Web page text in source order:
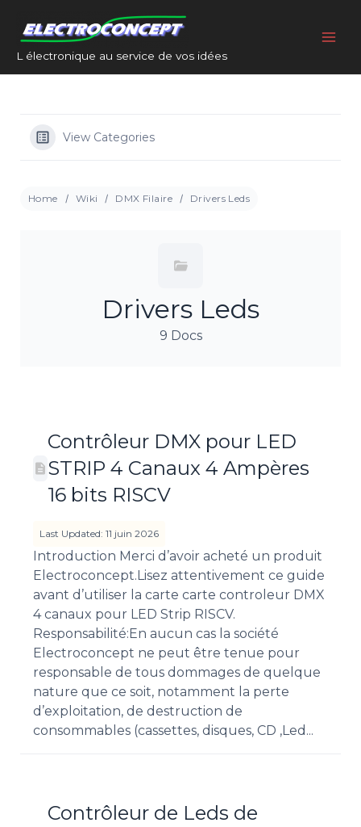
contenu
L électronique au service de vos idées
View Categories
Home Wiki DMX Filaire Drivers Leds
Drivers Leds
9 Docs
Contrôleur DMX pour LED
STRIP 4 Canaux 4 Ampères
16 bits RISCV
Last Updated: 11 juin 2026
Introduction Merci d’avoir acheté un produit
Electroconcept.Lisez attentivement ce guide
avant d’utiliser la carte carte controleur DMX
4 canaux pour LED Strip RISCV.
Responsabilité:En aucun cas la société
Electroconcept ne peut être tenue pour
responsable de tous dommages de quelque
nature que ce soit, notamment la perte
d’exploitation, de destruction de
consommables (cassettes, disques, CD ,Led...
Contrôleur de Leds de